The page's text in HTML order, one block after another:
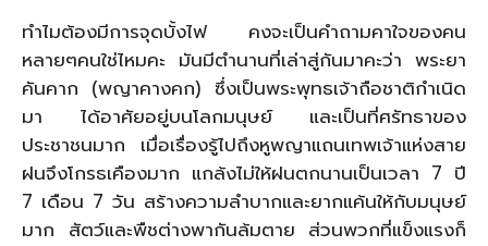
ทำไมต้องมีการจุดบั้งไฟ คงจะเป็นคำถามคาใจของคน
หลายๆคนใช่ไหมคะ มันมีตำนานที่เล่าสู่กันมาคะว่า พระยา
คันคาก (พญาคางคก) ซึ่งเป็นพระพุทธเจ้าถือชาติกำเนิด
มา ได้อาศัยอยู่บนโลกมนุษย์ และเป็นที่ศรัทธาของ
ประชาชนมาก เมื่อเรื่องรู้ไปถึงหูพญาแถนเทพเจ้าแห่งสาย
ฝนจึงโกรธเคืองมาก แกล้งไม่ให้ฝนตกนานเป็นเวลา 7 ปี
7 เดือน 7 วัน สร้างความลำบากและยากแค้นให้กับมนุษย์
มาก สัตว์และพืชต่างพากันล้มตาย ส่วนพวกที่แข็งแรงก็